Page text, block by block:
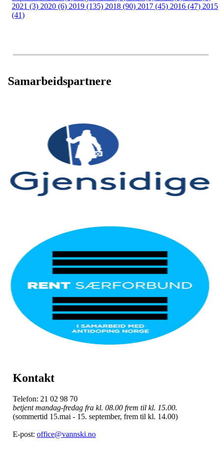
2021 (3) 2020 (6) 2019 (135) 2018 (90) 2017 (45) 2016 (47) 2015
(41)
Samarbeidspartnere
Kontakt
Telefon: 21 02 98 70
betjent mandag-fredag fra kl. 08.00 frem til kl. 15.00.
(sommertid 15.mai - 15. september, frem til kl. 14.00)
E-post: office@vannski.no